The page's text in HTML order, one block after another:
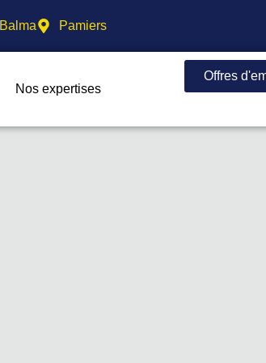
Balma Pamiers
Nos expertises
Offres